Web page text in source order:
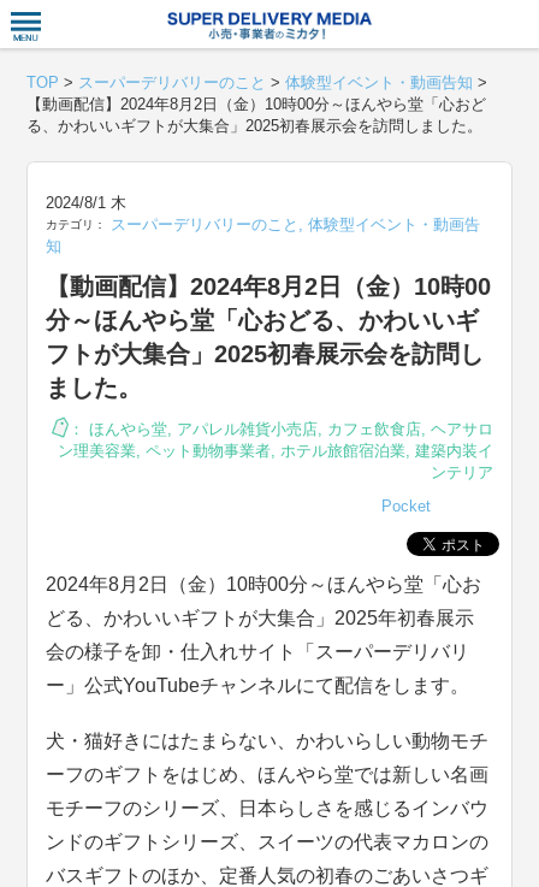
TOP > スーパーデリバリーのこと >体験型イベント・動画告知 >
【動画配信】2024年8月2日（金）10時00分～ほんやら堂「心おど
る、かわいいギフトが大集合」2025初春展示会を訪問しました。
2024/8/1 木
カテゴリ： スーパーデリバリーのこと ,体験型イベント・動画告
知
【動画配信】2024年8月2日（金）10時00
分～ほんやら堂「心おどる、かわいいギ
フトが大集合」2025初春展示会を訪問し
ました。
： ほんやら堂, アパレル雑貨小売店, カフェ飲食店, ヘアサロ
ン理美容業, ペット動物事業者, ホテル旅館宿泊業, 建築内装イ
ンテリア
Pocket
2024年8月2日（金）10時00分～ほんやら堂「心お
どる、かわいいギフトが大集合」2025年初春展示
会の様子を卸・仕入れサイト「スーパーデリバリ
ー」公式YouTubeチャンネルにて配信をします。
犬・猫好きにはたまらない、かわいらしい動物モチ
ーフのギフトをはじめ、ほんやら堂では新しい名画
モチーフのシリーズ、日本らしさを感じるインバウ
ンドのギフトシリーズ、スイーツの代表マカロンの
バスギフトのほか、定番人気の初春のごあいさつギ